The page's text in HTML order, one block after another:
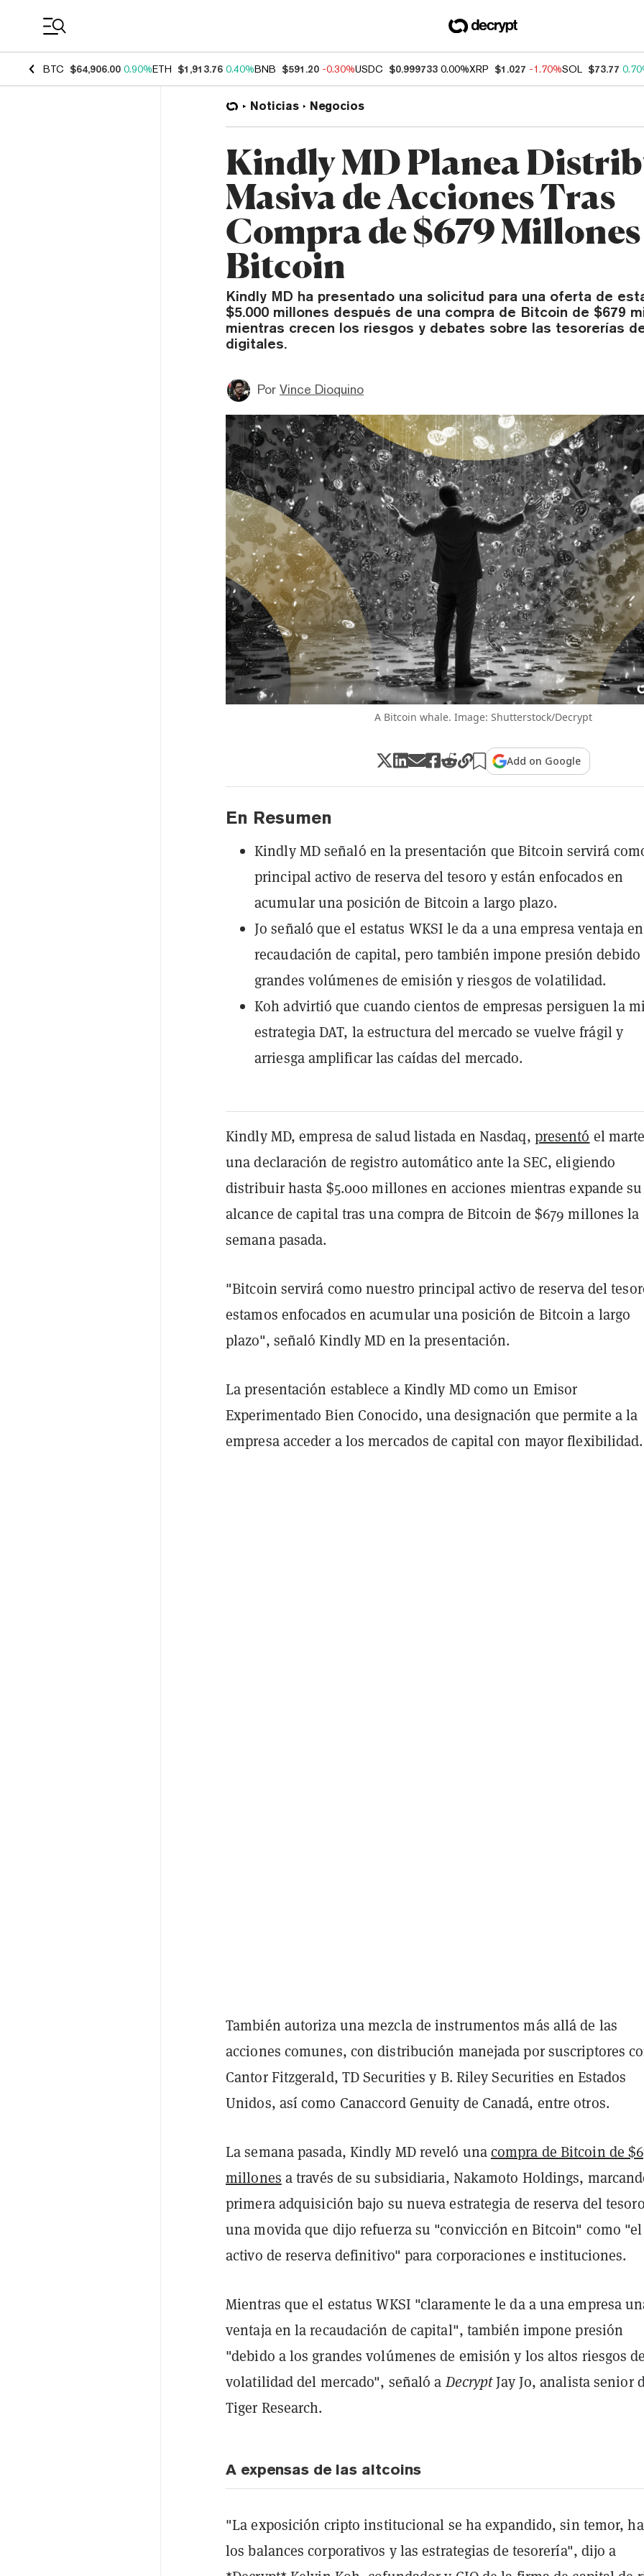
BTC $64,906.00 0.90%ETH $1,913.76 0.40%BNB $591.20 -0.30%USDC $0.999733 0.00%XRP $1.027 -1.70%SOL $73.77
Noticias Negocios
Kindly MD Planea
Masiva de Acciones Tras
Compra de $679
Bitcoin
Kindly MD ha presentado una solicitud para una oferta de
$5.000 millones después de una compra de Bitcoin de $679
mientras crecen los riesgos y debates sobre las tesorerías
digitales.
Por Vince Dioquino
A Bitcoin whale. Image: Shutterstock/Decrypt
Add on Google
En Resumen
Kindly MD señaló en la presentación que Bitcoin servirá
principal activo de reserva del tesoro y están enfocados en
acumular una posición de Bitcoin a largo plazo.
Jo señaló que el estatus WKSI le da a una empresa ventaja
recaudación de capital, pero también impone presión debido
grandes volúmenes de emisión y riesgos de volatilidad.
Koh advirtió que cuando cientos de empresas persiguen la
estrategia DAT, la estructura del mercado se vuelve frágil y
arriesga amplificar las caídas del mercado.
Kindly MD, empresa de salud listada en Nasdaq, presentó el
una declaración de registro automático ante la SEC, eligiendo
distribuir hasta $5.000 millones en acciones mientras expande su
alcance de capital tras una compra de Bitcoin de $679 millones la
semana pasada.
"Bitcoin servirá como nuestro principal activo de reserva del
estamos enfocados en acumular una posición de Bitcoin a largo
plazo", señaló Kindly MD en la presentación.
La presentación establece a Kindly MD como un Emisor
Experimentado Bien Conocido, una designación que permite a la
empresa acceder a los mercados de capital con mayor flexibilidad.
También autoriza una mezcla de instrumentos más allá de las
acciones comunes, con distribución manejada por suscriptores
Cantor Fitzgerald, TD Securities y B. Riley Securities en Estados
Unidos, así como Canaccord Genuity de Canadá, entre otros.
La semana pasada, Kindly MD reveló unacompra de Bitcoin de
millones a través de su subsidiaria, Nakamoto Holdings,
primera adquisición bajo su nueva estrategia de reserva del
una movida que dijo refuerza su "convicción en Bitcoin" como "el
activo de reserva definitivo" para corporaciones e instituciones.
Mientras que el estatus WKSI "claramente le da a una empresa
ventaja en la recaudación de capital", también impone presión
"debido a los grandes volúmenes de emisión y los altos riesgos
volatilidad del mercado", señaló aDecryptJay Jo, analista senior
Tiger Research.
A expensas de las altcoins
"La exposición cripto institucional se ha expandido, sin temor,
los balances corporativos y las estrategias de tesorería", dijo a